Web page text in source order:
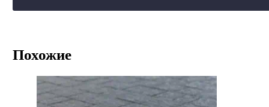
Похожие